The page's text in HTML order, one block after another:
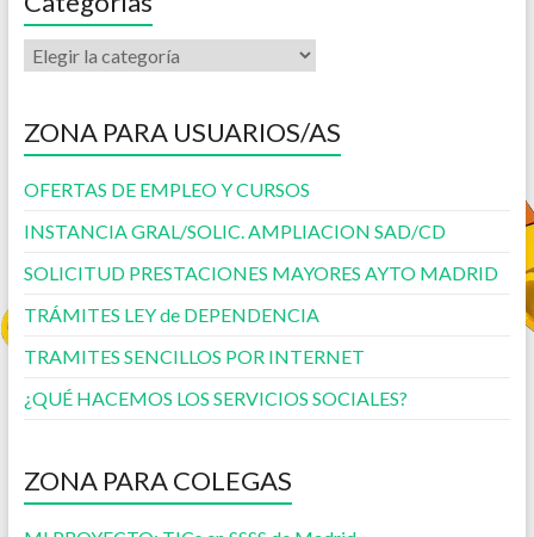
ZONA PARA USUARIOS/AS
OFERTAS DE EMPLEO Y CURSOS
INSTANCIA GRAL/SOLIC. AMPLIACION SAD/CD
SOLICITUD PRESTACIONES MAYORES AYTO MADRID
TRÁMITES LEY de DEPENDENCIA
TRAMITES SENCILLOS POR INTERNET
¿QUÉ HACEMOS LOS SERVICIOS SOCIALES?
ZONA PARA COLEGAS